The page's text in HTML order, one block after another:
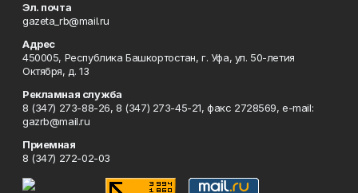
Эл. почта
gazeta_rb@mail.ru
Адрес
450005, Республика Башкортостан, г. Уфа, ул. 50-летия
Октября, д. 13
Рекламная служба
8 (347) 273-88-26, 8 (347) 273-45-21, факс 2728569, e-mail:
gazrb@mail.ru
Приемная
8 (347) 272-02-03